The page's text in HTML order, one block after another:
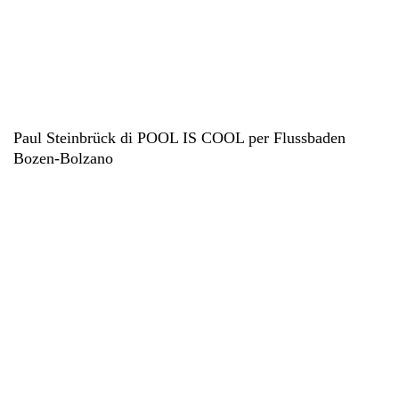
Paul Steinbrück di POOL IS COOL per Flussbaden
Bozen-Bolzano